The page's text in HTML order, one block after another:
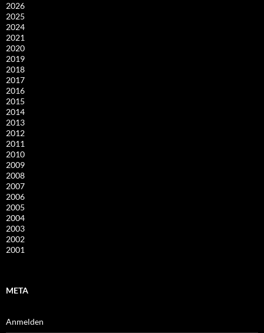
2026
2025
2024
2021
2020
2019
2018
2017
2016
2015
2014
2013
2012
2011
2010
2009
2008
2007
2006
2005
2004
2003
2002
2001
META
Anmelden